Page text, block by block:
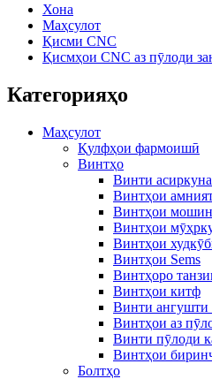
Хона
Маҳсулот
Қисми CNC
Қисмҳои CNC аз пӯлоди
Категорияҳо
Маҳсулот
Қулфҳои фармоишӣ
Винтҳо
Винти
Винтҳои
Винтҳои
Винтҳои
Винтҳои
Винтҳои Sems
Винтҳоро
Винтҳои китф
Винти ангушти
Винтҳои аз
Винти пӯлоди
Винтҳои
Болтҳо